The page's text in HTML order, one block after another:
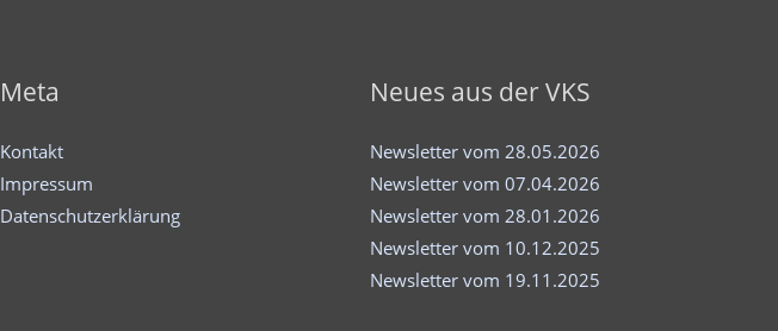
Meta
Kontakt
Impressum
Datenschutzerklärung
Neues aus der VKS
Newsletter vom 28.05.2026
Newsletter vom 07.04.2026
Newsletter vom 28.01.2026
Newsletter vom 10.12.2025
Newsletter vom 19.11.2025